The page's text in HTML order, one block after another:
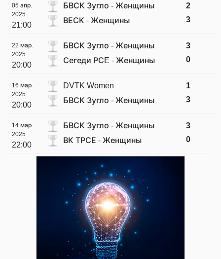
05 апр.
2025
21:00
БВСК Зугло - Женщины
ВЕСК - Женщины
2
3
22 мар.
2025
20:00
БВСК Зугло - Женщины
Сегеди РСE - Женщины
3
0
16 мар.
2025
20:00
DVTK Women
БВСК Зугло - Женщины
1
3
14 мар.
2025
22:00
БВСК Зугло - Женщины
ВК ТРСЕ - Женщины
3
0